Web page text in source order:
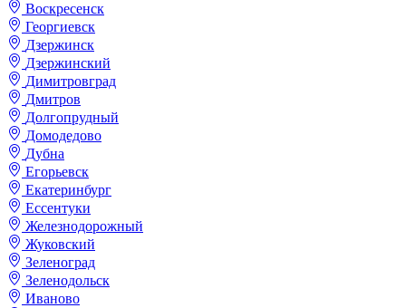
Воскресенск
Георгиевск
Дзержинск
Дзержинский
Димитровград
Дмитров
Долгопрудный
Домодедово
Дубна
Егорьевск
Екатеринбург
Ессентуки
Железнодорожный
Жуковский
Зеленоград
Зеленодольск
Иваново